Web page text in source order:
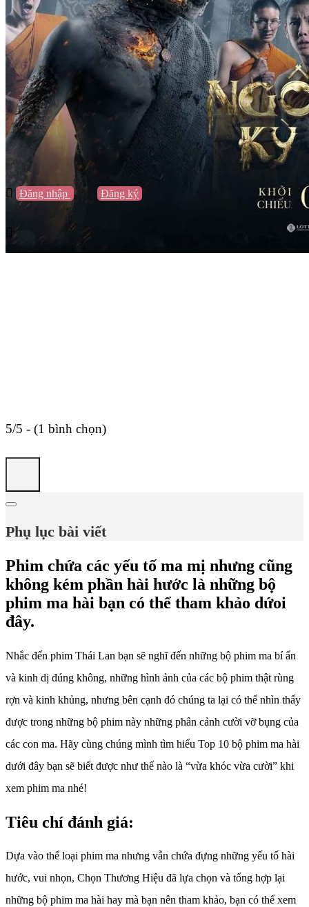
Vũng Tàu
Nha Trang
Đà Lạt
Cần Thơ
Quy Nhơn
Thừa Thiên Huế
Blog
Sách / Truyện
Lifestyle
Giải trí
Thương hiệu
Tạo thương hiệu
Đăng nhập hoặc Đăng ký
5/5 - (1 bình chọn)
Phụ lục bài viết
Phim chứa các yếu tố ma mị nhưng cũng
không kém phần hài hước là những bộ
phim ma hài bạn có thể tham khảo dứoi
đây.
Nhắc đến phim Thái Lan bạn sẽ nghĩ đến những bộ phim ma bí ẩn
và kinh dị đúng không, những hình ảnh của các bộ phim thật rùng
rợn và kinh khủng, nhưng bên cạnh đó chúng ta lại có thể nhìn thấy
được trong những bộ phim này những phân cảnh cười vỡ bụng của
các con ma. Hãy cùng chúng mình tìm hiểu Top 10 bộ phim ma hài
dưới đây bạn sẽ biết được như thế nào là “vừa khóc vừa cười” khi
xem phim ma nhé!
Tiêu chí đánh giá:
Dựa vào thể loại phim ma nhưng vẫn chứa đựng những yếu tố hài
hước, vui nhọn, Chọn Thương Hiệu đã lựa chọn và tổng hợp lại
những bộ phim ma hài hay mà bạn nên tham khảo, bạn có thể xem